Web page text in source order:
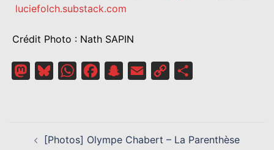
luciefolch.substack.com
Crédit Photo : Nath SAPIN
MastodonBlueskyWhatsAppFacebookSnapchat
Email
Copy
[Photos] Olympe Chabert – La Parenthèse